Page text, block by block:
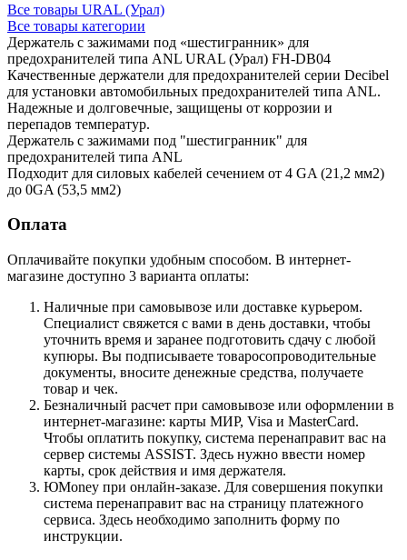
Все товары URAL (Урал)
Все товары категории
Держатель с зажимами под «шестигранник» для
предохранителей типа ANL URAL (Урал) FH-DB04
Качественные держатели для предохранителей серии Decibel
для установки автомобильных предохранителей типа ANL.
Надежные и долговечные, защищены от коррозии и
перепадов температур.
Держатель с зажимами под "шестигранник" для
предохранителей типа ANL
Подходит для силовых кабелей сечением от 4 GA (21,2 мм2)
до 0GA (53,5 мм2)
Оплата
Оплачивайте покупки удобным способом. В интернет-
магазине доступно 3 варианта оплаты:
Наличные при самовывозе или доставке курьером.
Специалист свяжется с вами в день доставки, чтобы
уточнить время и заранее подготовить сдачу с любой
купюры. Вы подписываете товаросопроводительные
документы, вносите денежные средства, получаете
товар и чек.
Безналичный расчет при самовывозе или оформлении в
интернет-магазине: карты МИР, Visa и MasterCard.
Чтобы оплатить покупку, система перенаправит вас на
сервер системы ASSIST. Здесь нужно ввести номер
карты, срок действия и имя держателя.
ЮMoney при онлайн-заказе. Для совершения покупки
система перенаправит вас на страницу платежного
сервиса. Здесь необходимо заполнить форму по
инструкции.